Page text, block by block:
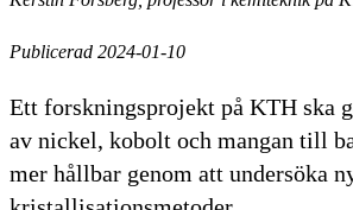
Publicerad 2024-01-10
Ett forskningsprojekt på KTH ska
av nickel, kobolt och mangan till
mer hållbar genom att undersöka